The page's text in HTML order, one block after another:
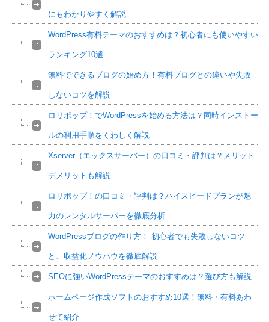
にもわかりやすく解説
WordPress有料テーマのおすすめは？初心者にも使いやすい
ランキング10選
無料でできるブログの始め方！有料ブログとの違いや失敗
しないコツを解説
ロリポップ！でWordPressを始める方法は？同時インストー
ルの利用手順をくわしく解説
Xserver（エックスサーバー）の口コミ・評判は？メリット
デメリットも解説
ロリポップ！の口コミ・評判は？ハイスピードプランが魅
力のレンタルサーバーを徹底分析
WordPressブログの作り方！ 初心者でも失敗しないコツ
と、収益化ノウハウを徹底解説
SEOに強いWordPressテーマのおすすめは？選び方も解説
ホームページ作成ソフトのおすすめ10選！無料・有料あわ
せて紹介